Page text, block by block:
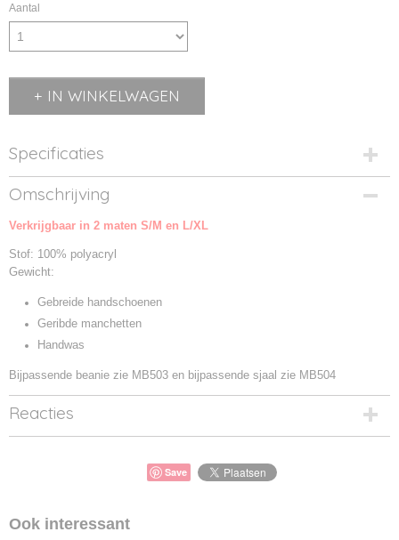
Aantal
IN WINKELWAGEN
Specificaties
Productcode
MB505-1
Productcode leverancier
Omschrijving
Verkrijgbaar in 2 maten S/M en L/XL
Stof: 100% polyacryl
Gewicht:
Gebreide handschoenen
Geribde manchetten
Handwas
Bijpassende beanie zie MB503 en bijpassende sjaal zie MB504
Reacties
Save
Ook interessant